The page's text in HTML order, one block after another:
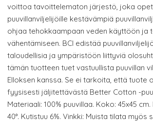
voittoa tavoittelematon järjestö, joka
puuvillanviljelijöille kestävämpiä
ohjaa tehokkaampaan veden käyttöön ja
vähentämiseen. BCI edistää
taloudellisia ja ympäristöön liittyviä
tämän tuotteen tuet vastuullista puuvillan
Elloksen kanssa. Se ei tarkoita, että tuote
fyysisesti jäljitettävästä Better Cotton -
Materiaali: 100% puuvillaa. Koko: 45x45
40°. Kutistuu 6%. Vinkki: Muista tilata myös